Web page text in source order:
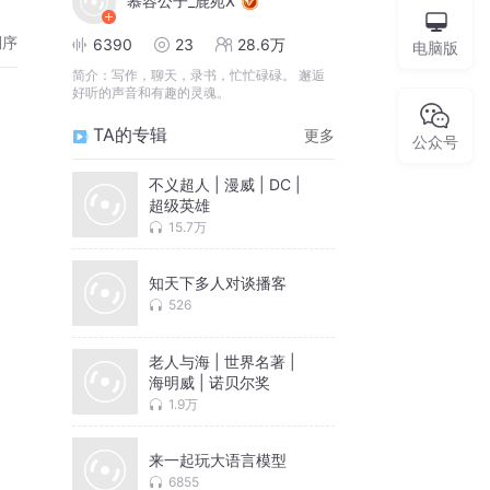
6390 23 28.6万
简介： 写作，聊天，录书，忙忙碌碌。 邂逅
好听的声音和有趣的灵魂。
TA的专辑 更多
不义超人 | 漫威 | DC |
超级英雄
15.7万
知天下多人对谈播客
526
老人与海 | 世界名著 |
海明威 | 诺贝尔奖
1.9万
来一起玩大语言模型
6855
电脑版
公众号